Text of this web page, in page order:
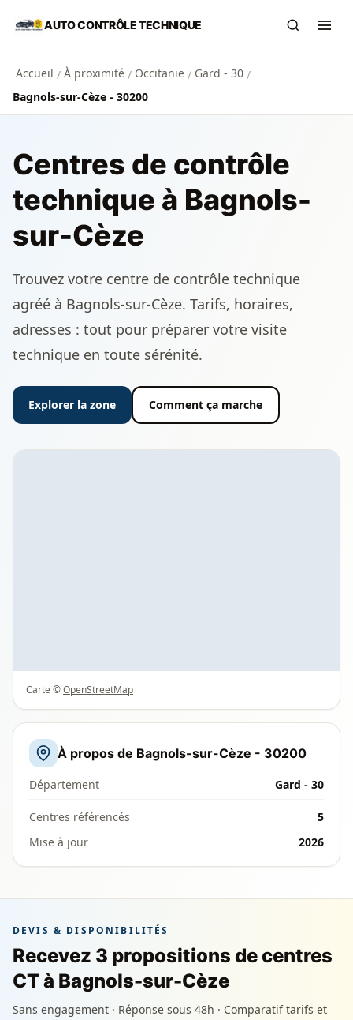
Aller au contenu principal
AUTO CONTRÔLE TECHNIQUE
Accueil / À proximité / Occitanie / Gard - 30 /
Bagnols-sur-Cèze - 30200
Centres de contrôle
technique à Bagnols-
sur-Cèze
Trouvez votre centre de contrôle technique
agréé à Bagnols-sur-Cèze. Tarifs, horaires,
adresses : tout pour préparer votre visite
technique en toute sérénité.
Explorer la zone Comment ça marche
Carte ©OpenStreetMap
À propos de Bagnols-sur-Cèze - 30200
Département Gard - 30
Centres référencés
5
Mise à jour
2026
DEVIS & DISPONIBILITÉS
Recevez 3 propositions de centres
CT à Bagnols-sur-Cèze
Sans engagement · Réponse sous 48h · Comparatif tarifs et